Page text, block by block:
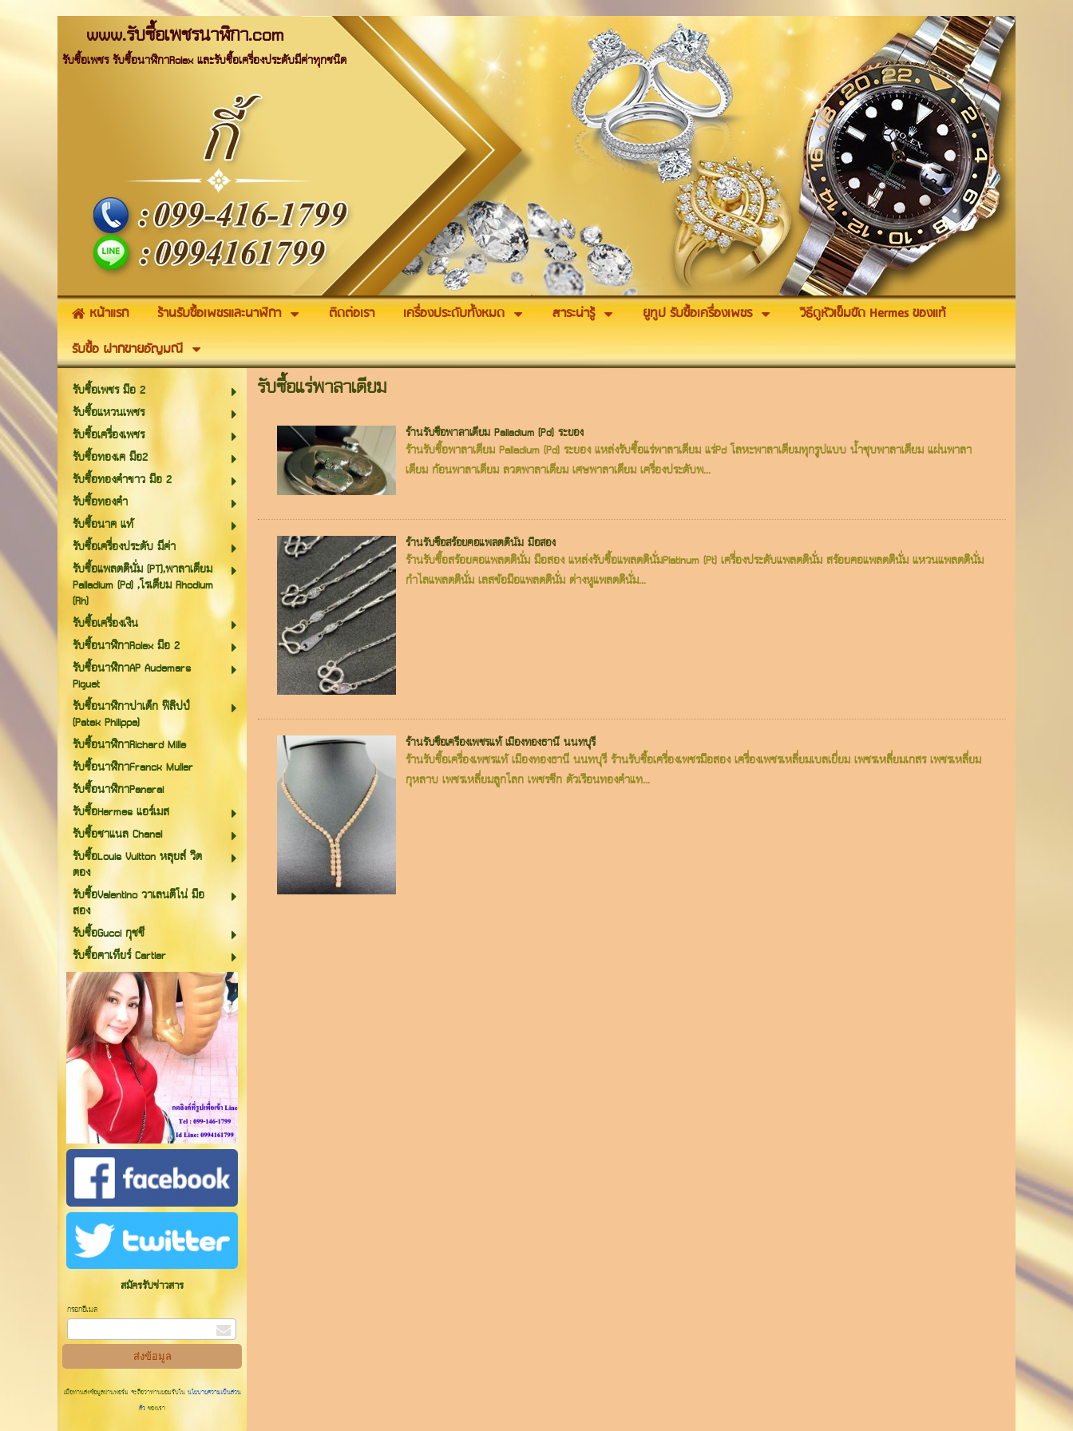
www.รับซื้อเพชรนาฬิกา.com
รับซื้อเพชร รับซื้อนาฬิกาRolex และรับซื้อเครื่องประดับมีค่าทุกชนิด
หน้าแรก ร้านรับซื้อเพชรและนาฬิกา ติดต่อเรา เครื่องประดับทั้งหมด สาระน่ารู้ ยูทูป รับซื้อเครื่องเพชร
วิธีดูหัวเข็มขัด Hermes ของแท้
รับซื้อ ฝากขายอัญมณี
รับซื้อเพชร มือ 2
รับซื้อแหวนเพชร
รับซื้อเครื่องเพชร
รับซื้อทองเค มือ2
รับซื้อทองคำขาว มือ 2
รับซื้อทองคำ
รับซื้อนาค แท้
รับซื้อเครื่องประดับ มีค่า
รับซื้อแพลตตินั่ม (PT),พาลาเดียม
Palladium (Pd) ,โรเดียม Rhodium
(Rh)
รับซื้อเครื่องเงิน
รับซื้อนาฬิกาRolex มือ 2
รับซื้อนาฬิกาAP Audemars
Piguet
รับซื้อนาฬิกาปาเต็ก ฟิลิปป์
(Patek Philippe)
รับซื้อนาฬิกาRichard Mille
รับซื้อนาฬิกาFranck Muller
รับซื้อนาฬิกาPanerai
รับซื้อHermes แอร์เมส
รับซื้อชาแนล Chanel
รับซื้อLouis Vuitton หลุยส์ วิต
ตอง
รับซื้อValentino วาเลนติโน่ มือ
สอง
รับซื้อGucci กุชชี
รับซื้อคาเทียร์ Cartier
สมัครรับข่าวสาร
กรอกอีเมล
เมื่อท่านส่งข้อมูลผ่านฟอร์ม จะถือว่าท่านยอมรับในนโยบายความเป็นส่วน
ตัวของเรา
รับซื้อแร่พาลาเดียม
ร้านรับซื้อพาลาเดียม Palladium (Pd) ระยอง
ร้านรับซื้อพาลาเดียม Palladium (Pd) ระยอง แหล่งรับซื้อแร่พาลาเดียม แร่Pd โลหะพาลาเดียมทุกรูปแบบ น้ำชุบพาลาเดียม แผ่นพาลา
เดียม ก้อนพาลาเดียม ลวดพาลาเดียม เศษพาลาเดียม เครื่องประดับพ...
ร้านรับซื้อสร้อยคอแพลตตินั่ม มือสอง
ร้านรับซื้อสร้อยคอแพลตตินั่ม มือสอง แหล่งรับซื้อแพลตตินั่มPlatinum (Pt) เครื่องประดับแพลตตินั่ม สร้อยคอแพลตตินั่ม แหวนแพลตตินั่ม
กำไลแพลตตินั่ม เลสข้อมือแพลตตินั่ม ต่างหูแพลตตินั่ม...
ร้านรับซื้อเครื่องเพชรแท้ เมืองทองธานี นนทบุรี
ร้านรับซื้อเครื่องเพชรแท้ เมืองทองธานี นนทบุรี ร้านรับซื้อเครื่องเพชรมืือสอง เครื่องเพชรเหลี่ยมเบลเยี่ยม เพชรเหลี่ยมเกสร เพชรเหลี่ยม
กุหลาบ เพชรเหลี่ยมลูกโลก เพชรซีก ตัวเรือนทองคำแท...